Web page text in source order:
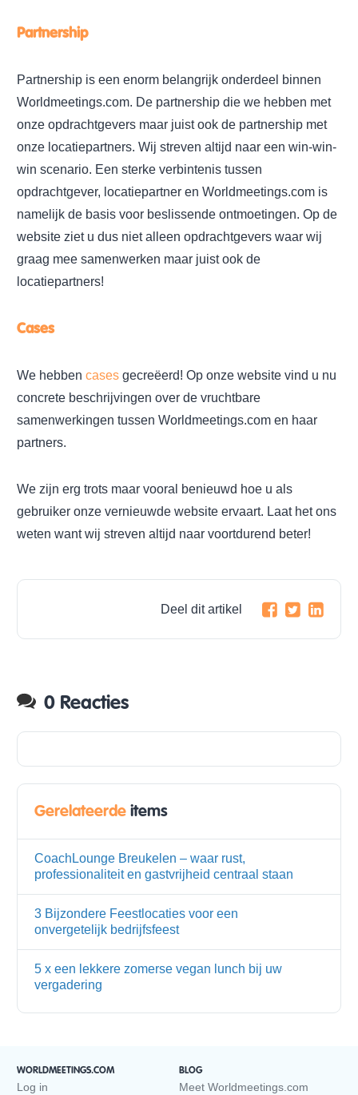
Partnership
Partnership is een enorm belangrijk onderdeel binnen
Worldmeetings.com. De partnership die we hebben met
onze opdrachtgevers maar juist ook de partnership met
onze locatiepartners. Wij streven altijd naar een win-win-
win scenario. Een sterke verbintenis tussen
opdrachtgever, locatiepartner en Worldmeetings.com is
namelijk de basis voor beslissende ontmoetingen. Op de
website ziet u dus niet alleen opdrachtgevers waar wij
graag mee samenwerken maar juist ook de
locatiepartners!
Cases
We hebben cases gecreëerd! Op onze website vind u nu
concrete beschrijvingen over de vruchtbare
samenwerkingen tussen Worldmeetings.com en haar
partners.
We zijn erg trots maar vooral benieuwd hoe u als
gebruiker onze vernieuwde website ervaart. Laat het ons
weten want wij streven altijd naar voortdurend beter!
Deel dit artikel
0 Reacties
Gerelateerde items
CoachLounge Breukelen – waar rust,
professionaliteit en gastvrijheid centraal staan
3 Bijzondere Feestlocaties voor een
onvergetelijk bedrijfsfeest
5 x een lekkere zomerse vegan lunch bij uw
vergadering
WORLDMEETINGS.COM
Log in
BLOG
Meet Worldmeetings.com